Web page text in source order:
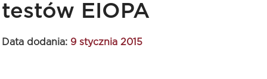
testów EIOPA
Data dodania: 9 stycznia 2015